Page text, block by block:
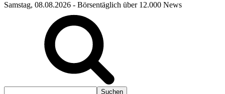
Samstag, 08.08.2026 - Börsentäglich über 12.000 News